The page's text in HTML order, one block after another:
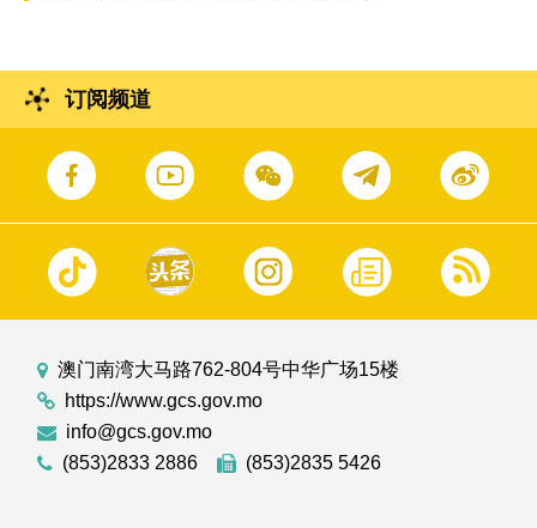
订阅频道
澳门南湾大马路762-804号中华广场15楼
https://www.gcs.gov.mo
info@gcs.gov.mo
(853)2833 2886
(853)2835 5426